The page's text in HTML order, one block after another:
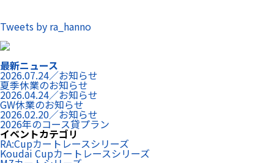
Tweets by ra_hanno
最新ニュース
2026.07.24／お知らせ
夏季休業のお知らせ
2026.04.24／お知らせ
GW休業のお知らせ
2026.02.20／お知らせ
2026年のコース貸プラン
イベントカテゴリ
RA:Cupカートレースシリーズ
Koudai Cupカートレースシリーズ